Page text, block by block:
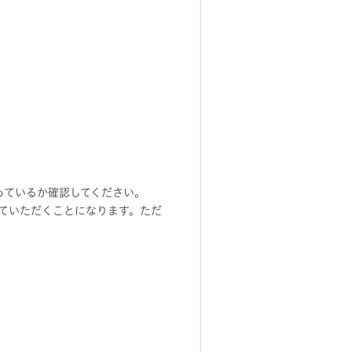
いるか確認してください。
いただくことになります。ただ